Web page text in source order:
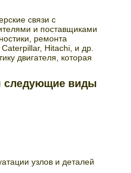
связи с
и поставщиками
ремонта
Hitachi, и др.
двигателя, которая
следующие виды
узлов и деталей